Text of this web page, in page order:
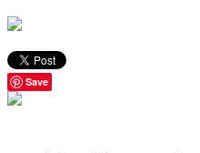
Save